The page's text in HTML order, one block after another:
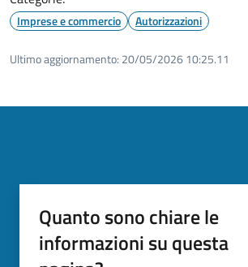
Imprese e commercio Autorizzazioni
Ultimo aggiornamento: 20/05/2026 10:25.11
Quanto sono chiare le
informazioni su questa